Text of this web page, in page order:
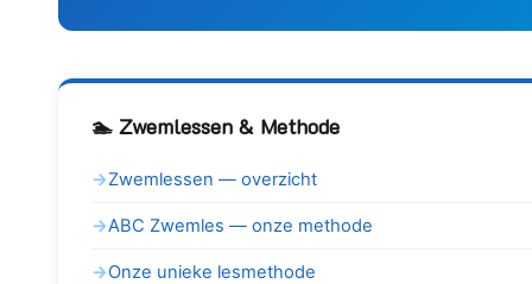
🏊 Zwemlessen & Methode
Zwemlessen — overzicht
ABC Zwemles — onze methode
Onze unieke lesmethode